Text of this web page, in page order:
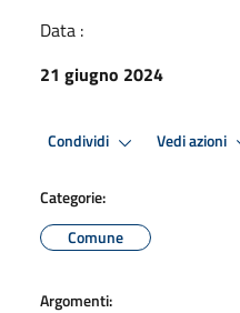
Data :
21 giugno 2024
Condividi Vedi azioni
Categorie:
Comune
Argomenti: